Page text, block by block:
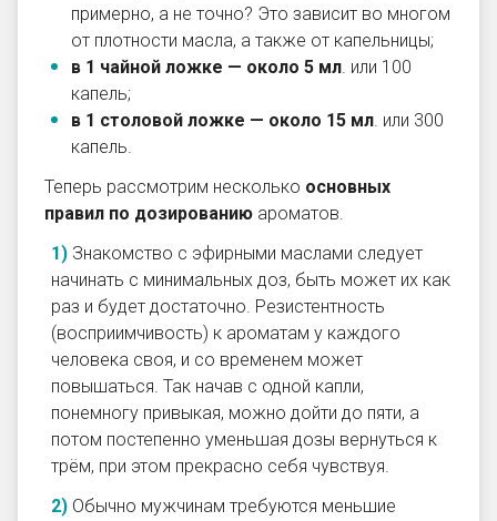
примерно, а не точно? Это зависит во многом
от плотности масла, а также от капельницы;
в 1 чайной ложке — около 5 мл. или 100
капель;
в 1 столовой ложке — около 15 мл. или 300
капель.
Теперь рассмотрим несколько основных
правил по дозированию ароматов.
Знакомство с эфирными маслами следует
начинать с минимальных доз, быть может их как
раз и будет достаточно. Резистентность
(восприимчивость) к ароматам у каждого
человека своя, и со временем может
повышаться. Так начав с одной капли,
понемногу привыкая, можно дойти до пяти, а
потом постепенно уменьшая дозы вернуться к
трём, при этом прекрасно себя чувствуя.
Обычно мужчинам требуются меньшие